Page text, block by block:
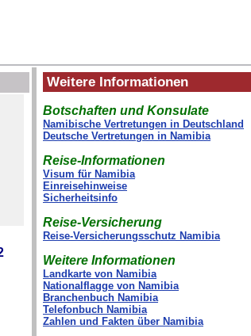
Weitere Informationen
Botschaften und Konsulate
Namibische Vertretungen in Deutschland
Deutsche Vertretungen in Namibia
Reise-Informationen
Visum für Namibia
Einreisehinweise
Sicherheitsinfo
Reise-Versicherung
Reise-Versicherungsschutz Namibia
Weitere Informationen
Landkarte von Namibia
Nationalflagge von Namibia
Branchenbuch Namibia
Telefonbuch Namibia
Zahlen und Fakten über Namibia